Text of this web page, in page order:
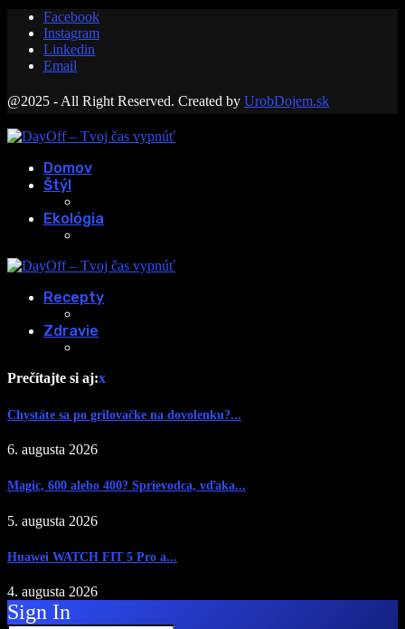
Facebook
Instagram
Linkedin
Email
@2025 - All Right Reserved. Created by UrobDojem.sk
Domov
Štýl
Ekológia
Recepty
Zdravie
Prečítajte si aj:x
Chystáte sa po grilovačke na dovolenku?...
6. augusta 2026
Magic, 600 alebo 400? Sprievodca, vďaka...
5. augusta 2026
Huawei WATCH FIT 5 Pro a...
4. augusta 2026
Sign In